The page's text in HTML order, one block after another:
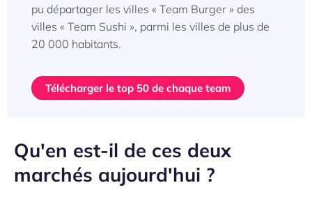
pu départager les villes « Team Burger » des
villes « Team Sushi », parmi les villes de plus de
20 000 habitants.
Télécharger le top 50 de chaque team
Qu'en est-il de ces deux
marchés aujourd'hui ?